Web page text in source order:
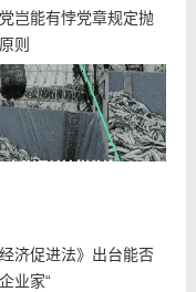
岂能有悖党章规定抛
则
经济促进法》出台能否
业家“